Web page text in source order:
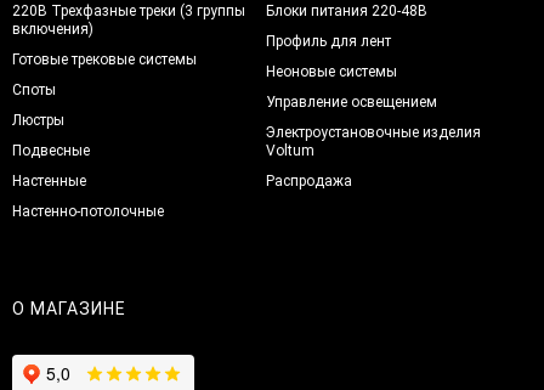
220В Трехфазные треки (3 группы
включения)
Готовые трековые системы
Споты
Люстры
Подвесные
Настенные
Настенно-потолочные
Блоки питания 220-48В
Профиль для лент
Неоновые системы
Управление освещением
Электроустановочные изделия
Voltum
Распродажа
О МАГАЗИНЕ